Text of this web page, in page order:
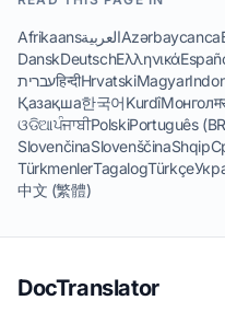
AfrikaansالعربيةAzərbaycanca
DanskDeutschΕλληνικά
עבריתहिन्दीHrvatskiMagyar
Қазақша한국어KurdîМонгол
ଓଡିଆਪੰਜਾਬੀPolskiPortuguês
SlovenčinaSlovenščinaShqip
TürkmenlerTagalogTürkçe
中文 (繁體)
DocTranslator